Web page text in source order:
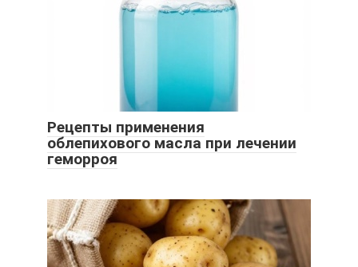
Рецепты применения
облепихового масла при лечении
геморроя